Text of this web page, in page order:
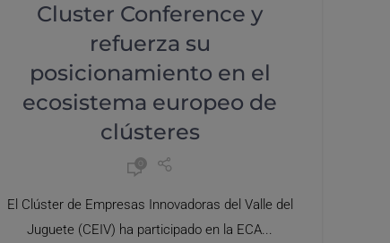
Cluster Conference y
refuerza su
posicionamiento en el
ecosistema europeo de
clústeres
El Clúster de Empresas Innovadoras del Valle del
Juguete (CEIV) ha participado en la ECA...